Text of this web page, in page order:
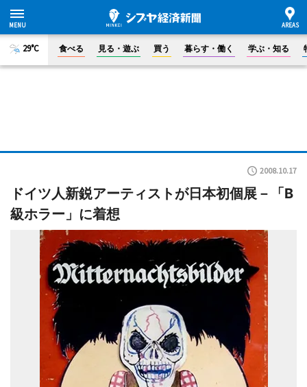
29°C 食べる 見る・遊ぶ 買う 暮らす・働く 学ぶ・知る
2008.10.17
ドイツ人新鋭アーティストが日本初個展－「B
級ホラー」に着想